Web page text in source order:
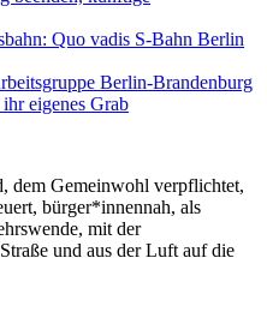
Quo vadis S-Bahn Berlin
Berlin-Brandenburg
eigenes Grab
dem Gemeinwohl verpflichtet,
bürger*innennah, als
mit der
und aus der Luft auf die